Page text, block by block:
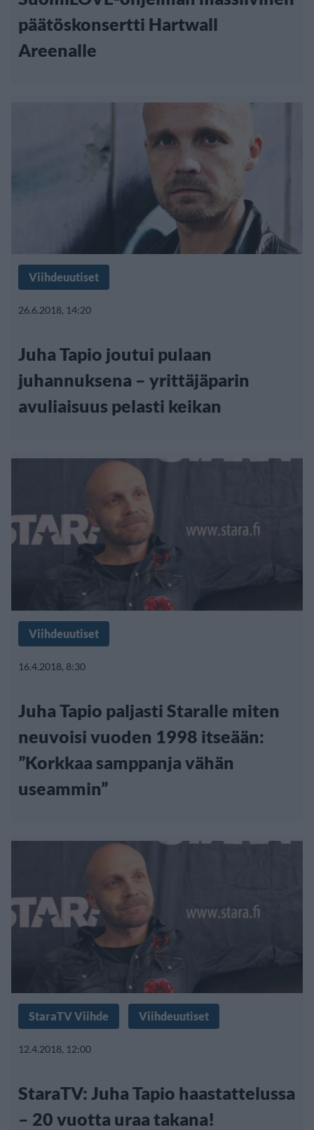
päätöskonsertti Hartwall
Areenalle
Viihdeuutiset
26.6.2018, 14:20
Juha Tapio joutui pulaan
juhannuksena – yrittäjäparin
avuliaisuus pelasti keikan
Viihdeuutiset
16.4.2018, 8:30
Juha Tapio paljasti Staralle miten
neuvoisi vuoden 1998 itseään:
”Korkkaa samppanja vähän
useammin”
StaraTV Viihde Viihdeuutiset
12.4.2018, 12:00
StaraTV: Juha Tapio haastattelussa
– 20 vuotta uraa takana!